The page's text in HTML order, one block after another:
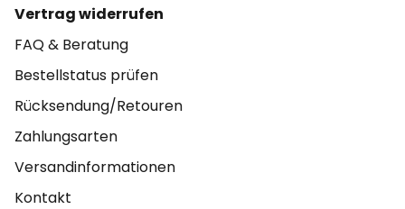
Vertrag widerrufen
FAQ & Beratung
Bestellstatus prüfen
Rücksendung/Retouren
Zahlungsarten
Versandinformationen
Kontakt